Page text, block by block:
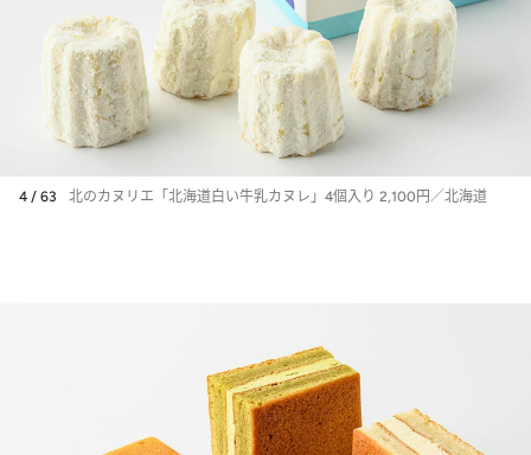
4 / 63 北のカヌリエ「北海道白い牛乳カヌレ」4個入り 2,100円／北海道